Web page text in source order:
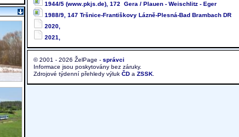
1944/5 (www.pkjs.de), 172 Gera / Plauen - Weischlitz - Eger
1988/9, 147 Tršnice-Františkovy Lázně-Plesná-Bad Brambach DR
2020,
2021,
© 2001 - 2026 ŽelPage - správci
Informace jsou poskytovány bez záruky.
Zdrojové týdenní přehledy výluk ČD a ZSSK.